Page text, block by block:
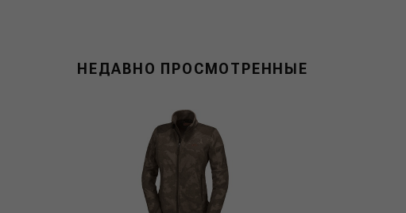
НЕДАВНО ПРОСМОТРЕННЫЕ